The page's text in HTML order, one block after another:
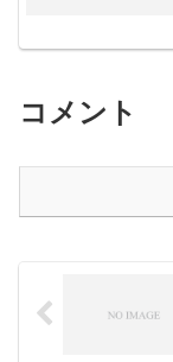
コメント